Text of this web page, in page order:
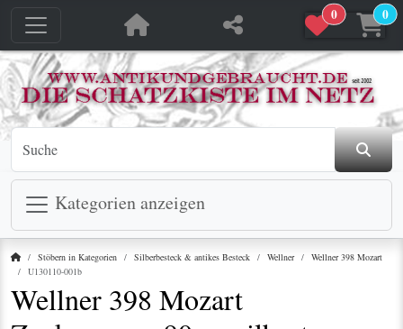
0 0
Kategorien anzeigen
StartseiteStöbern in Kategorien Silberbesteck & antikes Besteck Wellner
Wellner 398 Mozart
U130110-001b
Wellner 398 Mozart
jetzt in den Warenkorb
jetzt in den Warenkorb